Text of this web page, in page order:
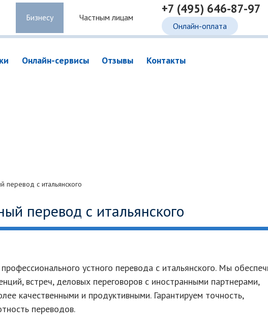
Бизнесу Частным лицам
+7 (495) 646-87-97
Онлайн-оплата
Онлайн-сервисы Отзывы Контакты
перевод с итальянского
перевод с итальянского
устного перевода с итальянского. Мы
встреч, деловых переговоров с иностранными партнерами,
качественными и продуктивными. Гарантируем точность,
переводов.